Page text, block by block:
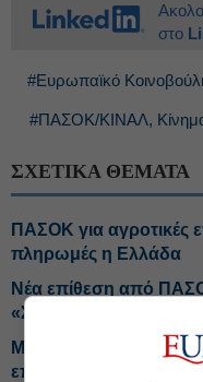
στο
#Ευρωπαϊκό
#ΠΑΣΟΚ/ΚΙΝΑΛ,
ΣΧΕΤΙΚΑ ΘΕΜΑΤΑ
ΠΑΣΟΚ για αγροτικές
πληρωμές η Ελλάδα
Νέα επίθεση από
«Σπιτάκια
Μέτσολα: Η Ελλάδα
επένδυσε στην άμυνά